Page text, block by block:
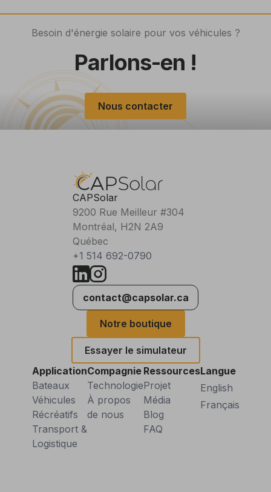
Besoin d'énergie solaire pour vos véhicules ?
Parlons-en !
Nous contacter
CAPSolar
9200 Rue Meilleur #304
Montréal, H2N 2A9
Québec
+1 514 692-0790
contact@capsolar.ca
Notre boutique
Essayer le simulateur
Application
Bateaux
Véhicules
Récréatifs
Transport &
Logistique
Compagnie
Technologie
À propos
de nous
Ressources
Projet
Média
Blog
FAQ
Langue
English
Français